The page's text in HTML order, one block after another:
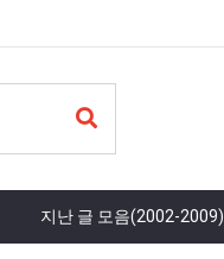
지난 글 모음(2002-2009)